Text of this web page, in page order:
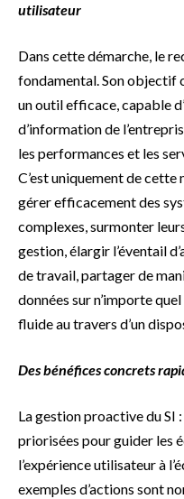
utilisateur
Dans cette démarche, le
fondamental. Son objectif
un outil efficace, capable
d’information de
les performances et les
C’est uniquement de cette
gérer efficacement des
complexes, surmonter
gestion, élargir l’éventail
de travail, partager de
données sur n’importe
fluide au travers d’un
Des bénéfices concrets
La gestion proactive du SI
priorisées pour guider les
l’expérience utilisateur à
exemples d’actions sont